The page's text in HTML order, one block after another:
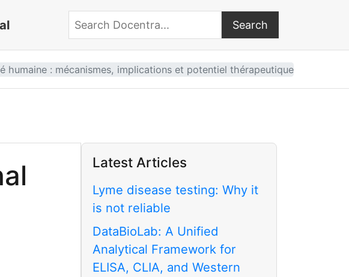
Search Docentra
Search
humaine : mécanismes, implications et potentiel thérapeutique
Latest Articles
Lyme disease testing: Why it
is not reliable
DataBioLab: A Unified
Analytical Framework for
ELISA, CLIA, and Western